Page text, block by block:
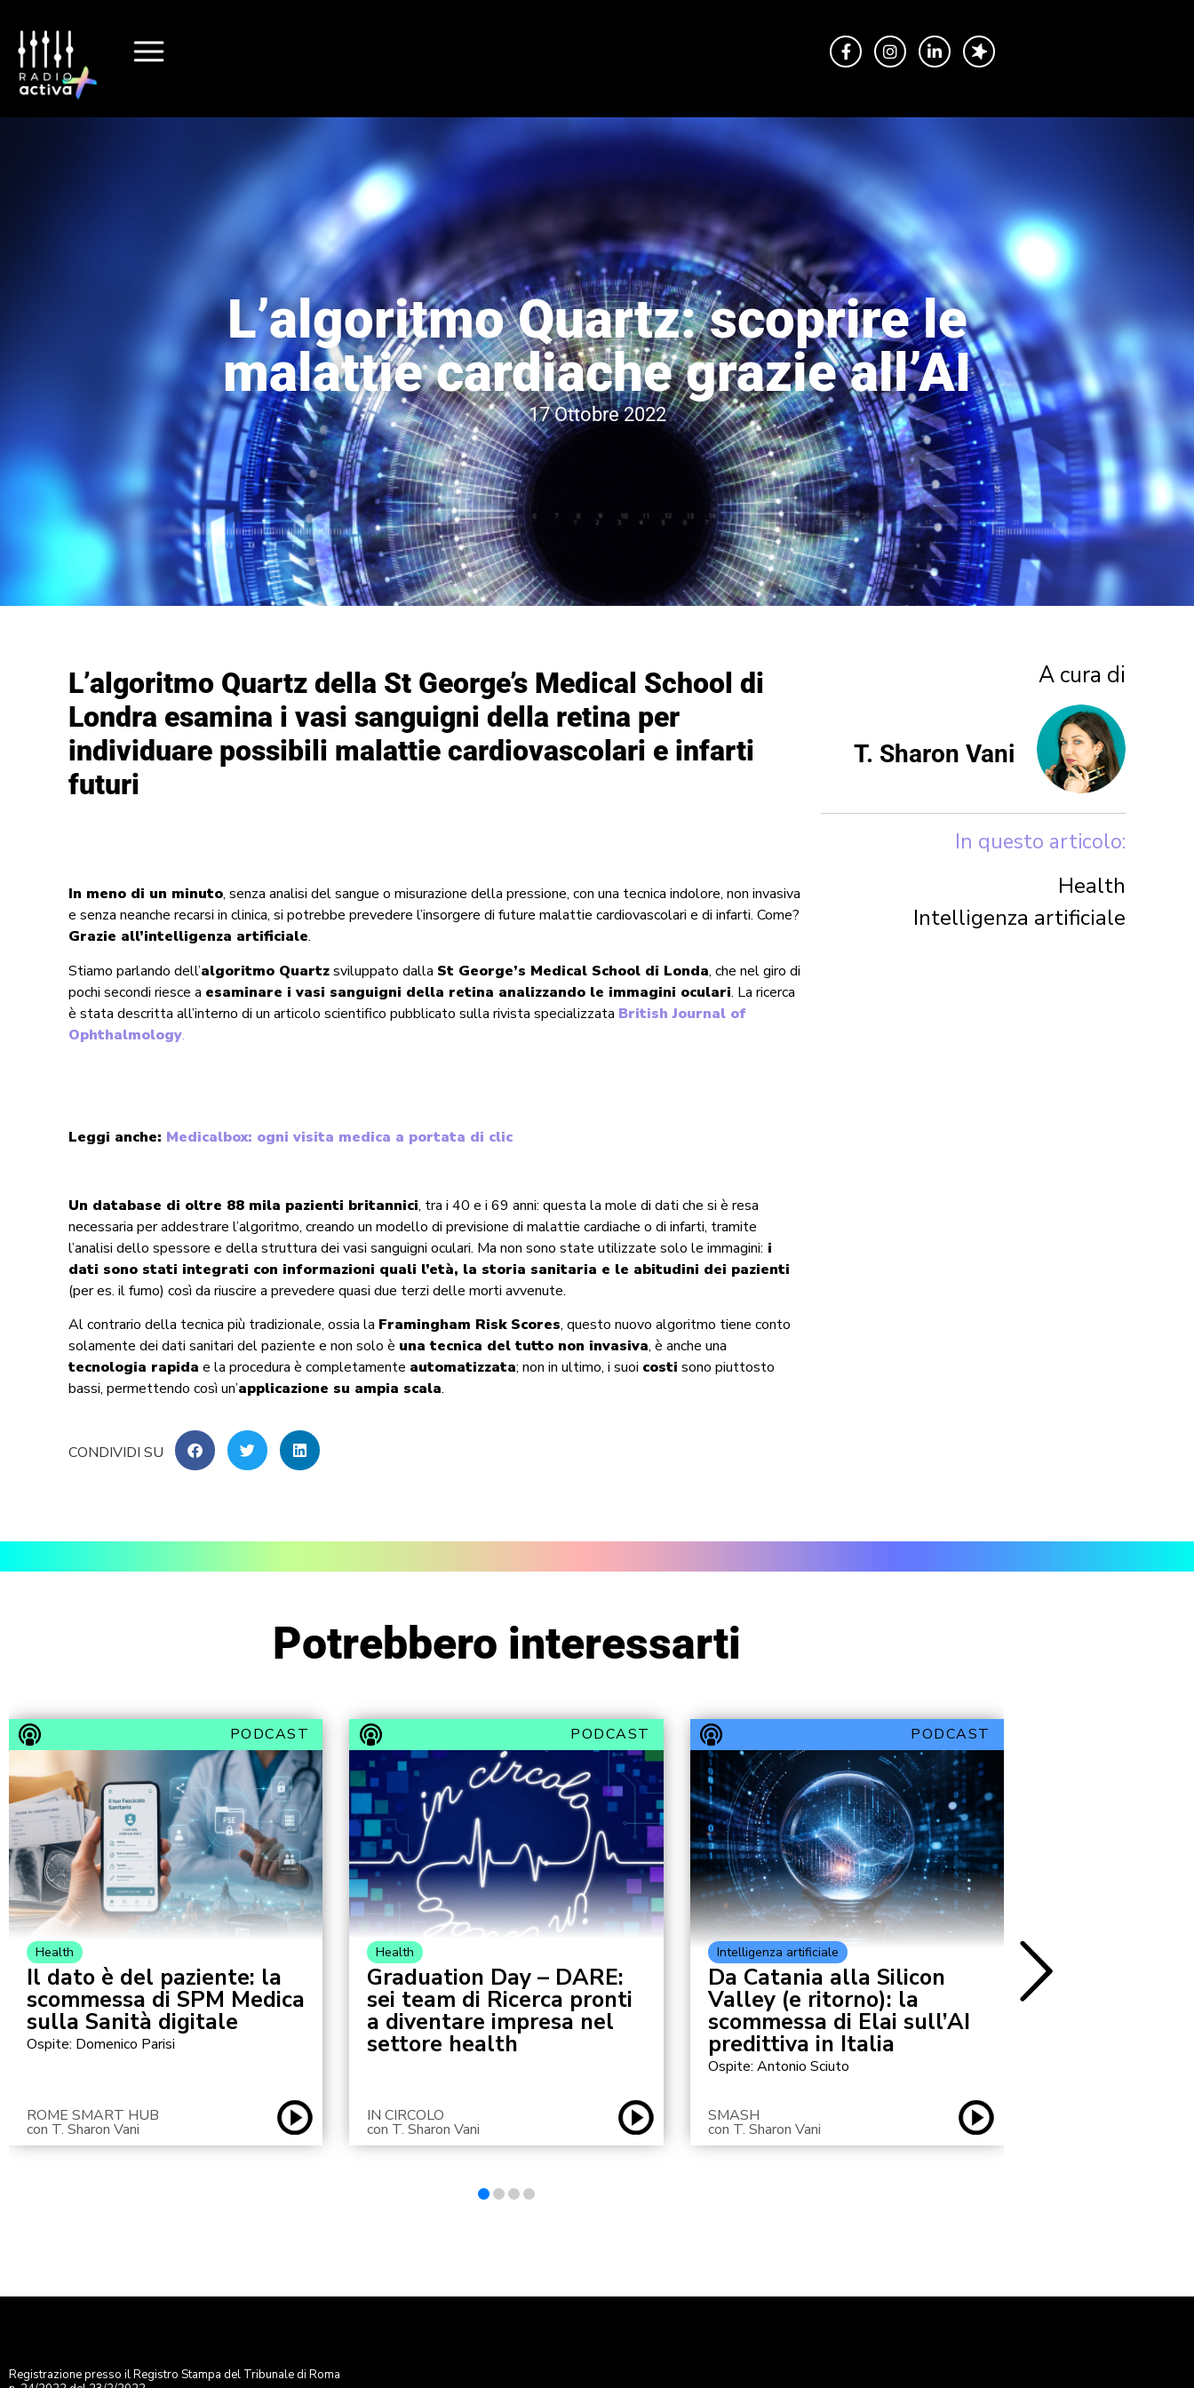
L’algoritmo Quartz: scoprire le
malattie cardiache grazie all’AI
17 Ottobre 2022
L’algoritmo Quartz della St George’s Medical School di
Londra esamina i vasi sanguigni della retina per
individuare possibili malattie cardiovascolari e infarti
futuri
In meno di un minuto, senza analisi del sangue o misurazione della pressione, con una tecnica indolore, non invasiva
e senza neanche recarsi in clinica, si potrebbe prevedere l’insorgere di future malattie cardiovascolari e di infarti. Come?
Grazie all’intelligenza artificiale.
Stiamo parlando dell’algoritmo Quartzsviluppato dalla St George’s Medical School di Londa, che nel giro di
pochi secondi riesce a esaminare i vasi sanguigni della retina analizzando le immagini oculari. La ricerca
è stata descritta all’interno di un articolo scientifico pubblicato sulla rivista specializzata British Journal of
Ophthalmology.
Leggi anche: Medicalbox: ogni visita medica a portata di clic
Un database di oltre 88 mila pazienti britannici, tra i 40 e i 69 anni: questa la mole di dati che si è resa
necessaria per addestrare l’algoritmo, creando un modello di previsione di malattie cardiache o di infarti, tramite
l’analisi dello spessore e della struttura dei vasi sanguigni oculari. Ma non sono state utilizzate solo le immagini: i
dati sono stati integrati con informazioni quali l’età, la storia sanitaria e le abitudini dei pazienti
(per es. il fumo) così da riuscire a prevedere quasi due terzi delle morti avvenute.
Al contrario della tecnica più tradizionale, ossia la Framingham Risk Scores, questo nuovo algoritmo tiene conto
solamente dei dati sanitari del paziente e non solo è una tecnica del tutto non invasiva, è anche una
tecnologia rapida e la procedura è completamente automatizzata; non in ultimo, i suoi costi sono piuttosto
bassi, permettendo così un’applicazione su ampia scala.
A cura di
T. Sharon Vani
In questo articolo:
Health
Intelligenza artificiale
Potrebbero interessarti
PODCAST
Health
Il dato è del paziente: la
scommessa di SPM Medica
sulla Sanità digitale
Ospite: Domenico Parisi
ROME SMART HUB
con T. Sharon Vani
PODCAST
Health
Graduation Day – DARE:
sei team di Ricerca pronti
a diventare impresa nel
settore health
IN CIRCOLO
con T. Sharon Vani
PODCAST
Intelligenza artificiale
Da Catania alla Silicon
Valley (e ritorno): la
scommessa di Elai sull’AI
predittiva in Italia
Ospite: Antonio Sciuto
SMASH
con T. Sharon Vani
Il Graduation
Registrazione presso il Registro Stampa del Tribunale di Roma